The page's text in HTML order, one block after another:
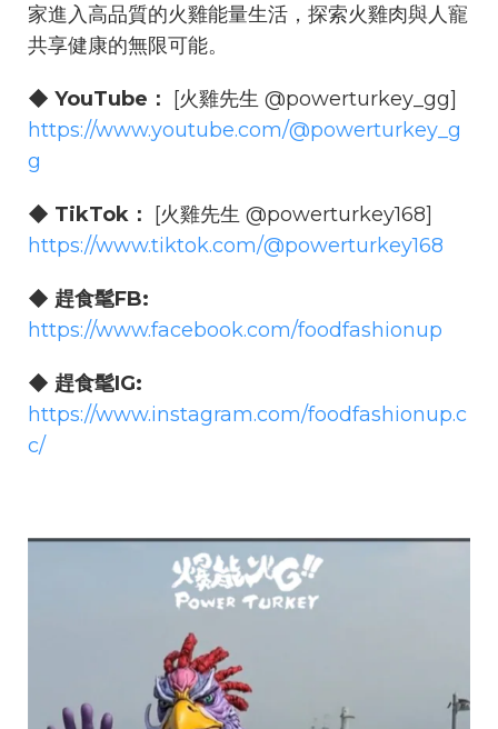
家進入高品質的火雞能量生活，探索火雞肉與人寵
共享健康的無限可能。
◆ YouTube：
[火雞先生 @powerturkey_gg]
https://www.youtube.com/@powerturkey_g
g
◆ TikTok：
[火雞先生 @powerturkey168]
https://www.tiktok.com/@powerturkey168
◆ 趕食髦FB:
https://www.facebook.com/foodfashionup
◆ 趕食髦IG:
https://www.instagram.com/foodfashionup.c
c/